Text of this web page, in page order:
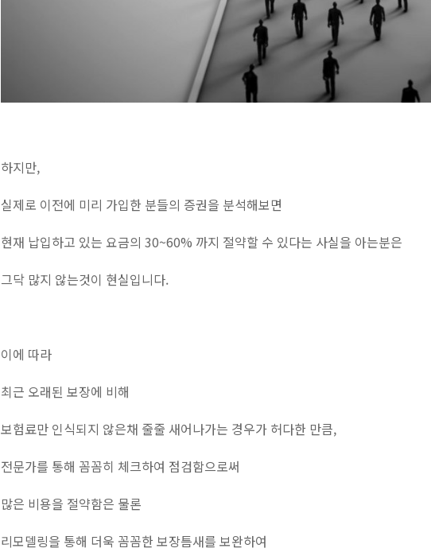
하지만,
실제로 이전에 미리 가입한 분들의 증권을 분석해보면
현재 납입하고 있는 요금의 30~60% 까지 절약할 수 있다는 사실을 아는분은
그닥 많지 않는것이 현실입니다.
이에 따라
최근 오래된 보장에 비해
보험료만 인식되지 않은채 줄줄 새어나가는 경우가 허다한 만큼,
전문가를 통해 꼼꼼히 체크하여 점검함으로써
많은 비용을 절약함은 물론
리모델링을 통해 더욱 꼼꼼한 보장틈새를 보완하여